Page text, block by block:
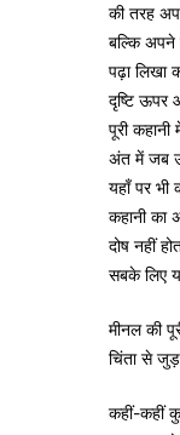
की तरह
बल्कि
पढ़ा लिखा
दृष्टि ऊपर
पूरी
अंत में जब
यहाँ पर
कहानी का
दोष नहीं
सबके लिए
मीनल की
चिंता से
कहीं-कहीं